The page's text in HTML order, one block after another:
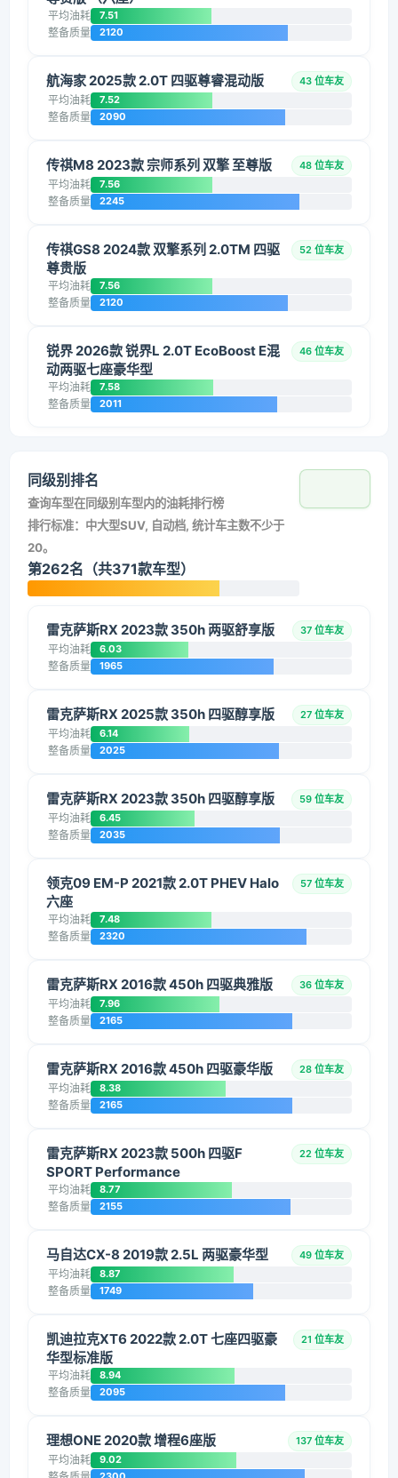
平均油耗 7.51
整备质量 2120
航海家 2025款 2.0T 四驱尊睿混动版 43 位车友
平均油耗 7.52
整备质量 2090
传祺M8 2023款 宗师系列 双擎 至尊版 48 位车友
平均油耗 7.56
整备质量 2245
传祺GS8 2024款 双擎系列 2.0TM 四驱
尊贵版
52 位车友
平均油耗 7.56
整备质量 2120
锐界 2026款 锐界L 2.0T EcoBoost E混
动两驱七座豪华型
46 位车友
平均油耗 7.58
整备质量 2011
同级别排名
查询车型在同级别车型内的油耗排行榜
排行标准：中大型SUV, 自动档, 统计车主数不少于
20。
第262名（共371款车型）
雷克萨斯RX 2023款 350h 两驱舒享版 37 位车友
平均油耗 6.03
整备质量 1965
雷克萨斯RX 2025款 350h 四驱醇享版 27 位车友
平均油耗 6.14
整备质量 2025
雷克萨斯RX 2023款 350h 四驱醇享版 59 位车友
平均油耗 6.45
整备质量 2035
领克09 EM-P 2021款 2.0T PHEV Halo
六座
57 位车友
平均油耗 7.48
整备质量 2320
雷克萨斯RX 2016款 450h 四驱典雅版 36 位车友
平均油耗 7.96
整备质量 2165
雷克萨斯RX 2016款 450h 四驱豪华版 28 位车友
平均油耗 8.38
整备质量 2165
雷克萨斯RX 2023款 500h 四驱F
SPORT Performance
22 位车友
平均油耗 8.77
整备质量 2155
马自达CX-8 2019款 2.5L 两驱豪华型 49 位车友
平均油耗 8.87
整备质量 1749
凯迪拉克XT6 2022款 2.0T 七座四驱豪
华型标准版
21 位车友
平均油耗 8.94
整备质量 2095
理想ONE 2020款 增程6座版 137 位车友
平均油耗 9.02